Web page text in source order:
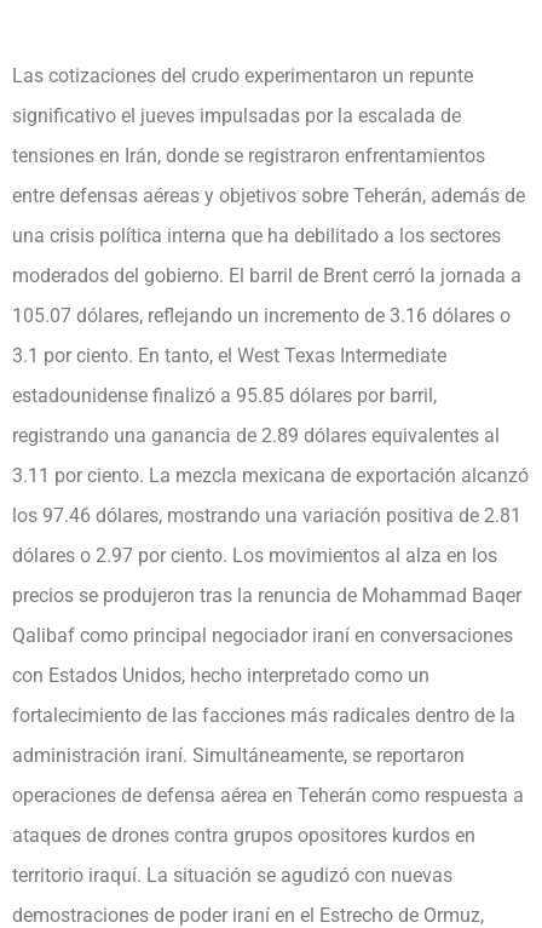
Las cotizaciones del crudo experimentaron un repunte
significativo el jueves impulsadas por la escalada de
tensiones en Irán, donde se registraron enfrentamientos
entre defensas aéreas y objetivos sobre Teherán, además de
una crisis política interna que ha debilitado a los sectores
moderados del gobierno. El barril de Brent cerró la jornada a
105.07 dólares, reflejando un incremento de 3.16 dólares o
3.1 por ciento. En tanto, el West Texas Intermediate
estadounidense finalizó a 95.85 dólares por barril,
registrando una ganancia de 2.89 dólares equivalentes al
3.11 por ciento. La mezcla mexicana de exportación alcanzó
los 97.46 dólares, mostrando una variación positiva de 2.81
dólares o 2.97 por ciento. Los movimientos al alza en los
precios se produjeron tras la renuncia de Mohammad Baqer
Qalibaf como principal negociador iraní en conversaciones
con Estados Unidos, hecho interpretado como un
fortalecimiento de las facciones más radicales dentro de la
administración iraní. Simultáneamente, se reportaron
operaciones de defensa aérea en Teherán como respuesta a
ataques de drones contra grupos opositores kurdos en
territorio iraquí. La situación se agudizó con nuevas
demostraciones de poder iraní en el Estrecho de Ormuz,